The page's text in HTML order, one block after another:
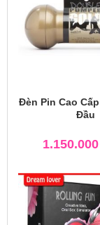
Đèn Pin Cao
Đầu
1.150.000